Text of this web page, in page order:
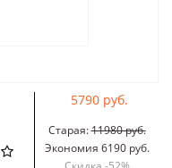
5790 руб.
Старая:11980 руб.
Экономия 6190 руб.